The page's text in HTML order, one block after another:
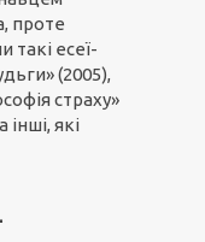
проте
такі есеї-
(2005),
страху»
інші, які